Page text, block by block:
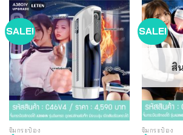
SALE!
จิ๋มกระป๋อง
SALE!
สิ
จิ๋มกระป๋อง